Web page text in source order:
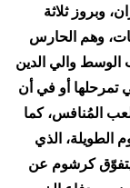
وبروز ثلاثة
وهم الحارس
والي الدين
تمرحلها أو في أن
المُنافس، كما
الذي
يتفوّق كرشوم عن